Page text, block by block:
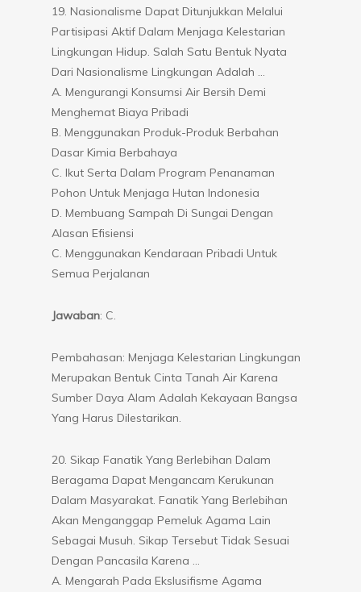
19. Nasionalisme Dapat Ditunjukkan Melalui
Partisipasi Aktif Dalam Menjaga Kelestarian
Lingkungan Hidup. Salah Satu Bentuk Nyata
Dari Nasionalisme Lingkungan Adalah …
A. Mengurangi Konsumsi Air Bersih Demi
Menghemat Biaya Pribadi
B. Menggunakan Produk-Produk Berbahan
Dasar Kimia Berbahaya
C. Ikut Serta Dalam Program Penanaman
Pohon Untuk Menjaga Hutan Indonesia
D. Membuang Sampah Di Sungai Dengan
Alasan Efisiensi
C. Menggunakan Kendaraan Pribadi Untuk
Semua Perjalanan
Jawaban: C.
Pembahasan: Menjaga Kelestarian Lingkungan
Merupakan Bentuk Cinta Tanah Air Karena
Sumber Daya Alam Adalah Kekayaan Bangsa
Yang Harus Dilestarikan.
20. Sikap Fanatik Yang Berlebihan Dalam
Beragama Dapat Mengancam Kerukunan
Dalam Masyarakat. Fanatik Yang Berlebihan
Akan Menganggap Pemeluk Agama Lain
Sebagai Musuh. Sikap Tersebut Tidak Sesuai
Dengan Pancasila Karena …
A. Mengarah Pada Ekslusifisme Agama